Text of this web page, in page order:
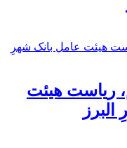
ریاست هیئت